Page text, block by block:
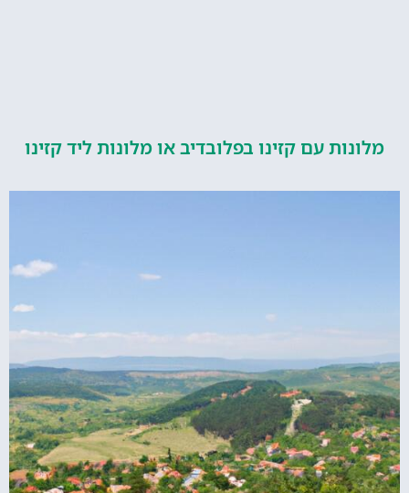
עם קזינו בפלובדיב או מלונות ליד קזינו